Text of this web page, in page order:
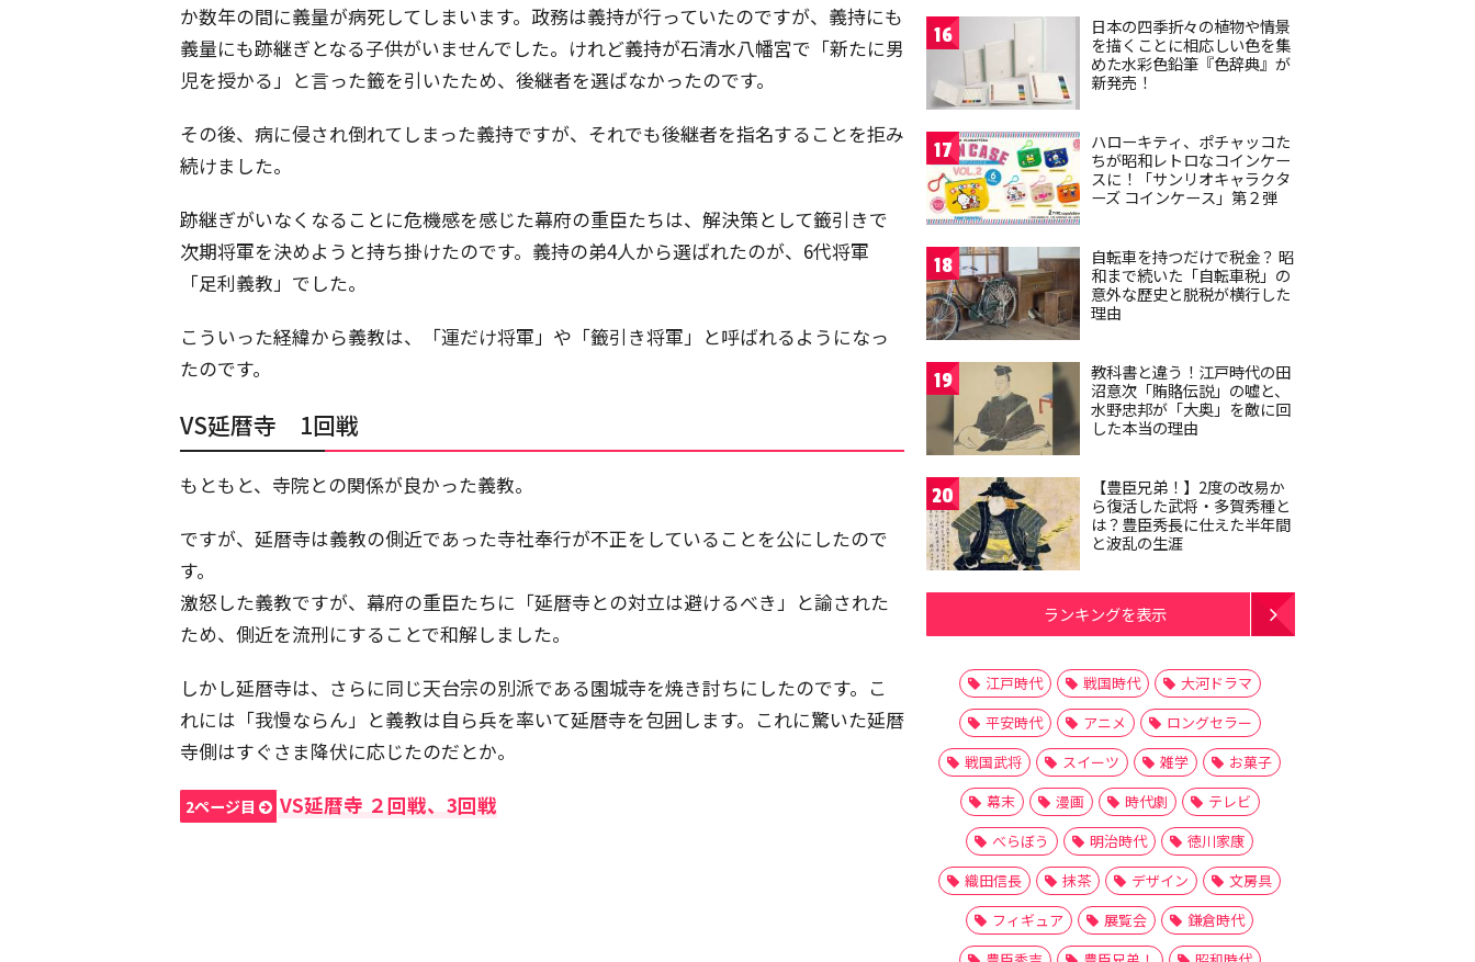
か数年の間に義量が病死してしまいます。政務は義持が行っていたのですが、義持にも
義量にも跡継ぎとなる子供がいませんでした。けれど義持が石清水八幡宮で「新たに男
児を授かる」と言った籤を引いたため、後継者を選ばなかったのです。
その後、病に侵され倒れてしまった義持ですが、それでも後継者を指名することを拒み
続けました。
跡継ぎがいなくなることに危機感を感じた幕府の重臣たちは、解決策として籤引きで
次期将軍を決めようと持ち掛けたのです。義持の弟4人から選ばれたのが、6代将軍
「足利義教」でした。
こういった経緯から義教は、「運だけ将軍」や「籤引き将軍」と呼ばれるようになっ
たのです。
VS延暦寺 1回戦
もともと、寺院との関係が良かった義教。
ですが、延暦寺は義教の側近であった寺社奉行が不正をしていることを公にしたので
す。
激怒した義教ですが、幕府の重臣たちに「延暦寺との対立は避けるべき」と諭された
ため、側近を流刑にすることで和解しました。
しかし延暦寺は、さらに同じ天台宗の別派である園城寺を焼き討ちにしたのです。こ
れには「我慢ならん」と義教は自ら兵を率いて延暦寺を包囲します。これに驚いた延暦
寺側はすぐさま降伏に応じたのだとか。
2ページ目 VS延暦寺 ２回戦、3回戦
16
日本の四季折々の植物や情景
を描くことに相応しい色を集
めた水彩色鉛筆『色辞典』が
新発売！
17
ハローキティ、ポチャッコた
ちが昭和レトロなコインケー
スに！「サンリオキャラクタ
ーズ コインケース」第２弾
18
自転車を持つだけで税金？ 昭
和まで続いた「自転車税」の
意外な歴史と脱税が横行した
理由
19
教科書と違う！江戸時代の田
沼意次「賄賂伝説」の嘘と、
水野忠邦が「大奥」を敵に回
した本当の理由
20
【豊臣兄弟！】2度の改易か
ら復活した武将・多賀秀種と
は？豊臣秀長に仕えた半年間
と波乱の生涯
ランキングを表示
江戸時代 戦国時代
大河ドラマ
平安時代
アニメ
ロングセラー
戦国武将
スイーツ 雑学
お菓子
幕末
漫画 時代劇
テレビ
べらぼう
明治時代
徳川家康
織田信長
抹茶 デザイン
文房具
フィギュア
展覧会
鎌倉時代